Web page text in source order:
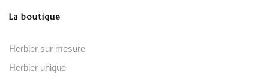
La boutique
Herbier sur mesure
Herbier unique